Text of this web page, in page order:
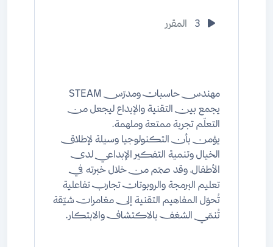
3 المقرر
مهندس حاسبات ومدرّس STEAM
يجمع بين التقنية والإبداع ليجعل من
التعلّم تجربة ممتعة وملهمة.
يؤمن بأن التكنولوجيا وسيلة لإطلاق
الخيال وتنمية التفكير الإبداعي لدى
الأطفال، وقد صمّم من خلال خبرته في
تعليم البرمجة والروبوتات تجارب تفاعلية
تُحوّل المفاهيم التقنية إلى مغامرات شيّقة
تُنمّي الشغف بالاكتشاف والابتكار.